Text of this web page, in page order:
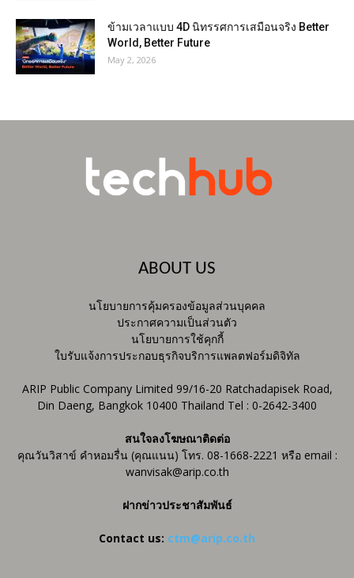
ข้ามเวลาแบบ 4D นิทรรศการเสมือนจริง Better
World, Better Future
May 2, 2026
ABOUT US
นโยบายการคุ้มครองข้อมูลส่วนบุคคล
ประกาศความเป็นส่วนตัว
นโยบายการใช้คุกกี้
ใบรับแจ้งการประกอบธุรกิจบริการแพลตฟอร์มดิจิทัล
ARIP Public Company Limited 99/16-20 Ratchadapisek Road,
Din Daeng, Bangkok 10400 Thailand Tel : 0-2642-3400
สนใจลงโฆษณาติดต่อ
คุณวันวิสาข์ คำหอมรื่น (คุณแนน) โทร. 08-1668-2221 หรือ email :
wanvisak@arip.co.th
ฝากข่าวประชาสัมพันธ์
Contact us: ctm@arip.co.th